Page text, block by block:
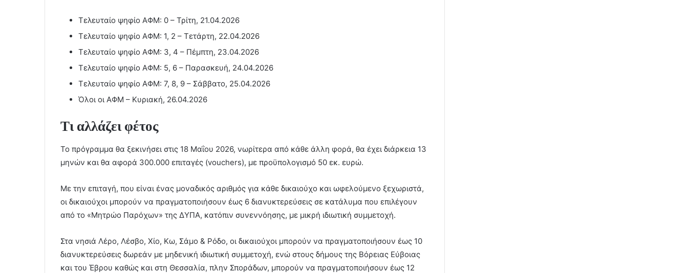
Τελευταίο ψηφίο ΑΦΜ: 0 – Τρίτη, 21.04.2026
Τελευταίο ψηφίο ΑΦΜ: 1, 2 – Τετάρτη, 22.04.2026
Τελευταίο ψηφίο ΑΦΜ: 3, 4 – Πέμπτη, 23.04.2026
Τελευταίο ψηφίο ΑΦΜ: 5, 6 – Παρασκευή, 24.04.2026
Τελευταίο ψηφίο ΑΦΜ: 7, 8, 9 – Σάββατο, 25.04.2026
Όλοι οι ΑΦΜ – Κυριακή, 26.04.2026
Τι αλλάζει φέτος
Το πρόγραμμα θα ξεκινήσει στις 18 Μαΐου 2026, νωρίτερα από κάθε άλλη φορά, θα έχει διάρκεια 13
μηνών και θα αφορά 300.000 επιταγές (vouchers), με προϋπολογισμό 50 εκ. ευρώ.
Με την επιταγή, που είναι ένας μοναδικός αριθμός για κάθε δικαιούχο και ωφελούμενο ξεχωριστά,
οι δικαιούχοι μπορούν να πραγματοποιήσουν έως 6 διανυκτερεύσεις σε κατάλυμα που επιλέγουν
από το «Μητρώο Παρόχων» της ΔΥΠΑ, κατόπιν συνεννόησης, με μικρή ιδιωτική συμμετοχή.
Στα νησιά Λέρο, Λέσβο, Χίο, Κω, Σάμο & Ρόδο, οι δικαιούχοι μπορούν να πραγματοποιήσουν έως 10
διανυκτερεύσεις δωρεάν με μηδενική ιδιωτική συμμετοχή, ενώ στους δήμους της Βόρειας Εύβοιας
και του Έβρου καθώς και στη Θεσσαλία, πλην Σποράδων, μπορούν να πραγματοποιήσουν έως 12